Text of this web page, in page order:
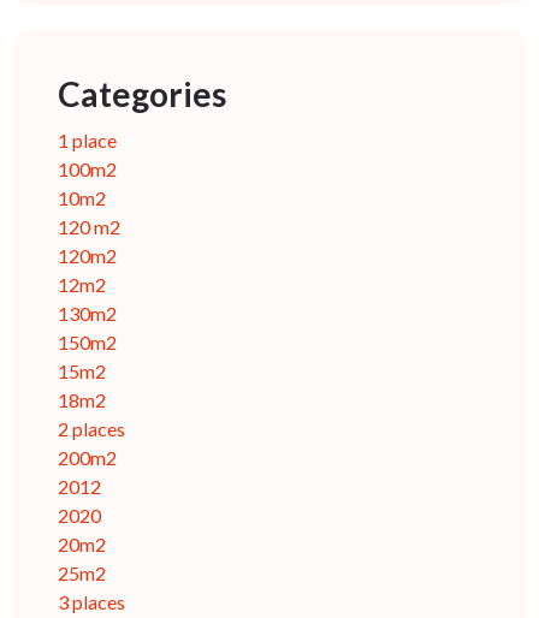
Categories
1 place
100m2
10m2
120 m2
120m2
12m2
130m2
150m2
15m2
18m2
2 places
200m2
2012
2020
20m2
25m2
3 places